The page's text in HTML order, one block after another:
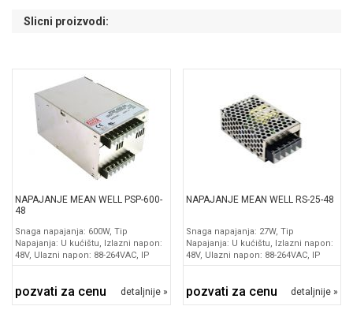
Slicni proizvodi:
NAPAJANJE MEAN WELL PSP-600-
48
Snaga napajanja: 600W, Tip
Napajanja: U kućištu, Izlazni napon:
48V, Ulazni napon: 88-264VAC, IP
pozvati za cenu detaljnije »
NAPAJANJE MEAN WELL RS-25-48
Snaga napajanja: 27W, Tip
Napajanja: U kućištu, Izlazni napon:
48V, Ulazni napon: 88-264VAC, IP
pozvati za cenu detaljnije »